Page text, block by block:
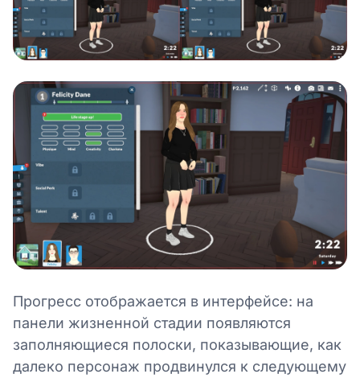
Прогресс отображается в интерфейсе: на
панели жизненной стадии появляются
заполняющиеся полоски, показывающие, как
далеко персонаж продвинулся к следующему